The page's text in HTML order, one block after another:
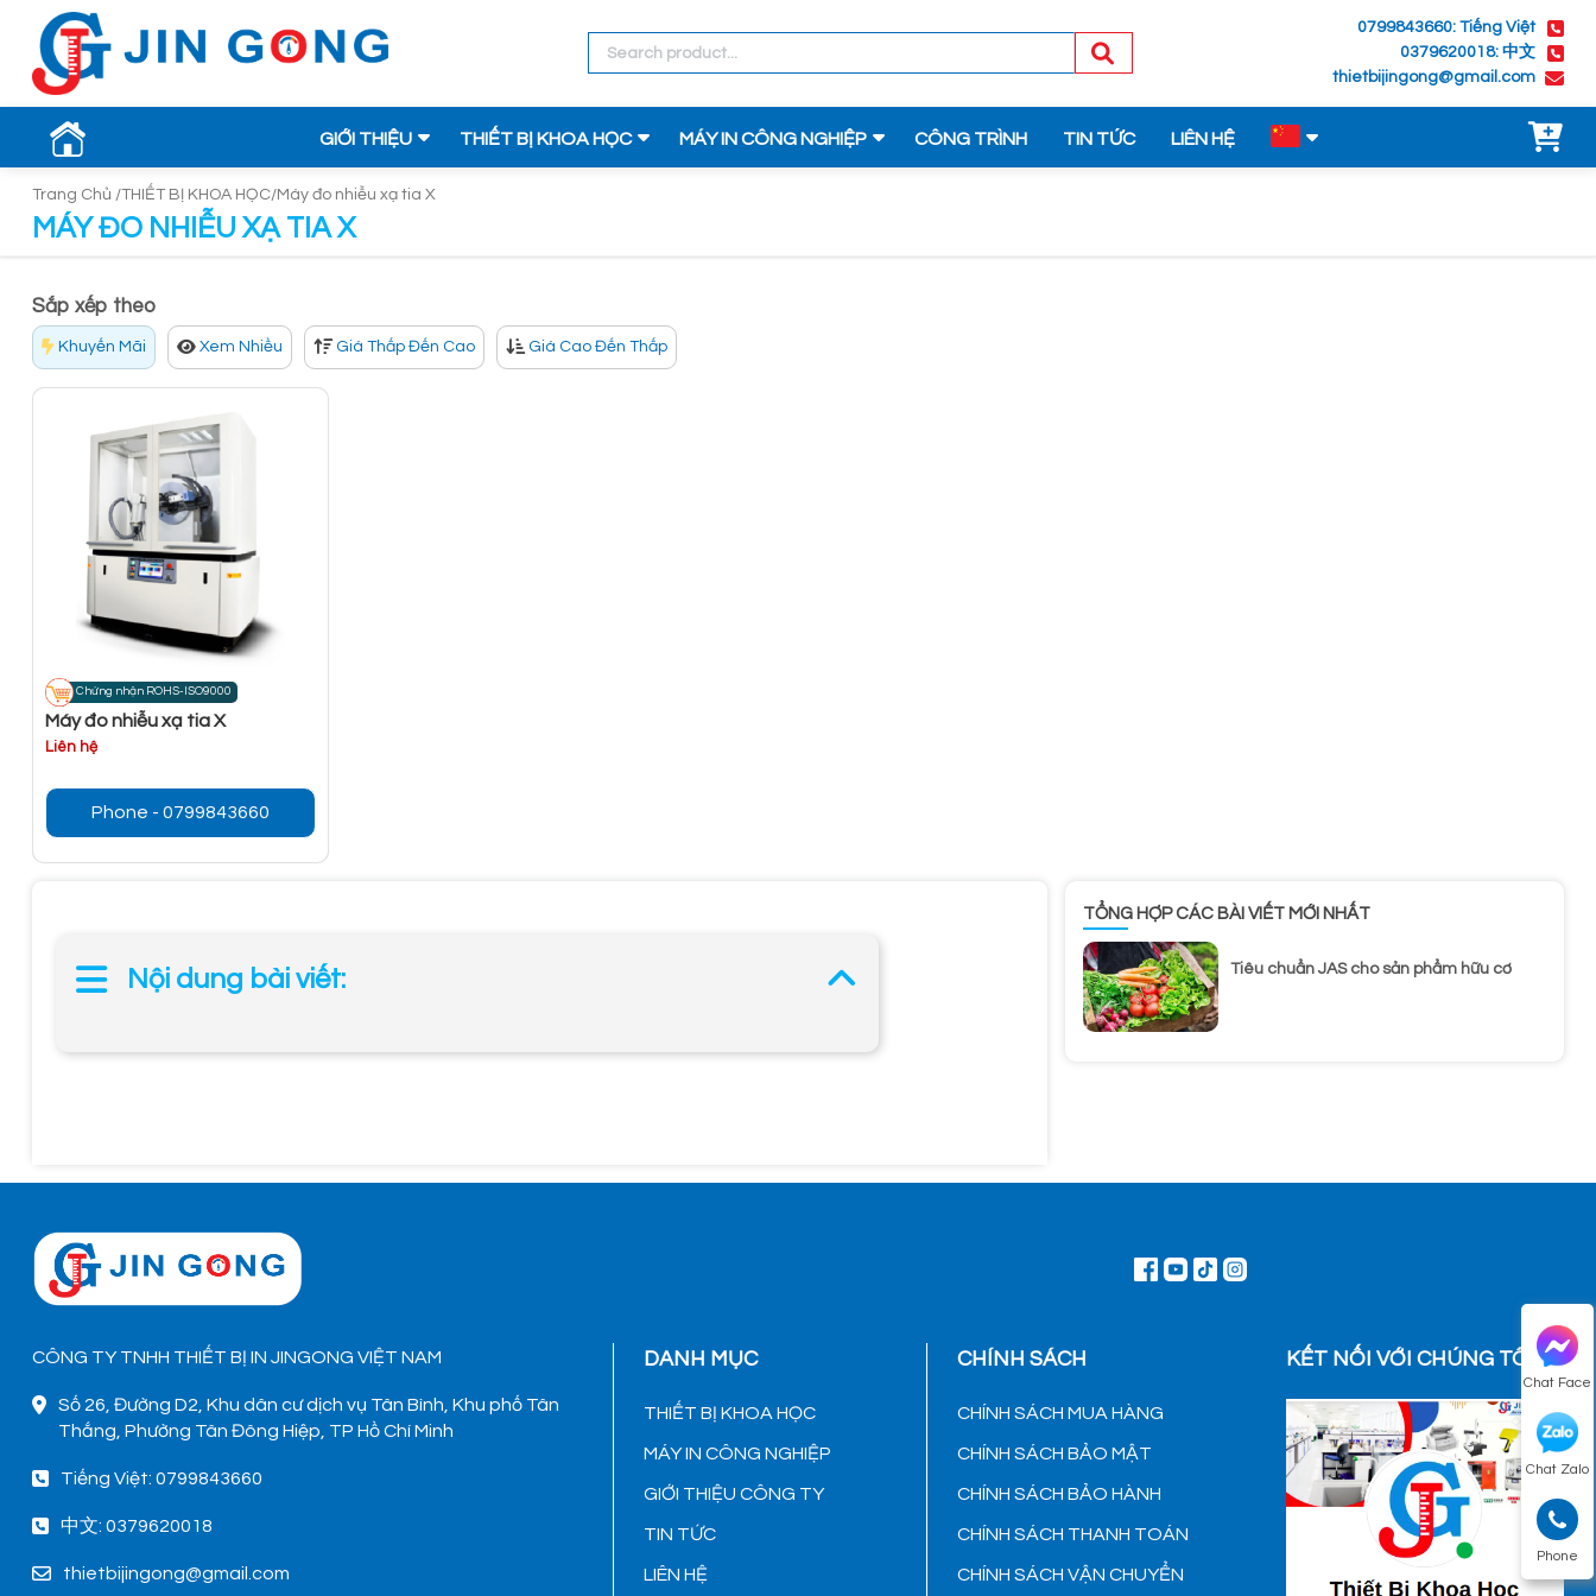
0799843660: Tiếng Việt
0379620018: 中文
thietbijingong@gmail.com
GIỚI THIỆU THIẾT BỊ KHOA HỌC MÁY IN CÔNG NGHIỆP CÔNG TRÌNH TIN TỨC LIÊN HỆ
Chat Face
Chat Zalo
Phone
Trang Chủ /THIẾT BỊ KHOA HỌC/Máy đo nhiễu xạ tia X
MÁY ĐO NHIỄU XẠ TIA X
Sắp xếp theo
Khuyến Mãi Xem Nhiều Giá Thấp Đến Cao Giá Cao Đến Thấp
Chứng nhận ROHS-ISO9000
Máy đo nhiễu xạ tia X
Liên hệ
Phone - 0799843660
Nội dung bài viết:
TỔNG HỢP CÁC BÀI VIẾT MỚI NHẤT
Tiêu chuẩn JAS cho sản phẩm hữu cơ
CÔNG TY TNHH THIẾT BỊ IN JINGONG VIỆT NAM
Số 26, Đường D2, Khu dân cư dịch vụ Tân Bình, Khu phố Tân
Thắng, Phường Tân Đông Hiệp, TP Hồ Chí Minh
Tiếng Việt: 0799843660
中文: 0379620018
thietbijingong@gmail.com
DANH MỤC
THIẾT BỊ KHOA HỌC
MÁY IN CÔNG NGHIỆP
GIỚI THIỆU CÔNG TY
TIN TỨC
LIÊN HỆ
CHÍNH SÁCH
CHÍNH SÁCH MUA HÀNG
CHÍNH SÁCH BẢO MẬT
CHÍNH SÁCH BẢO HÀNH
CHÍNH SÁCH THANH TOÁN
CHÍNH SÁCH VẬN CHUYỂN
KẾT NỐI VỚI CHÚNG TÔI